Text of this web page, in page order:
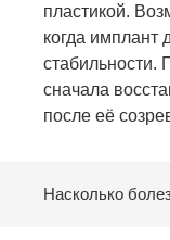
пластикой.
когда имплант
стабильности.
сначала
после её
Насколько